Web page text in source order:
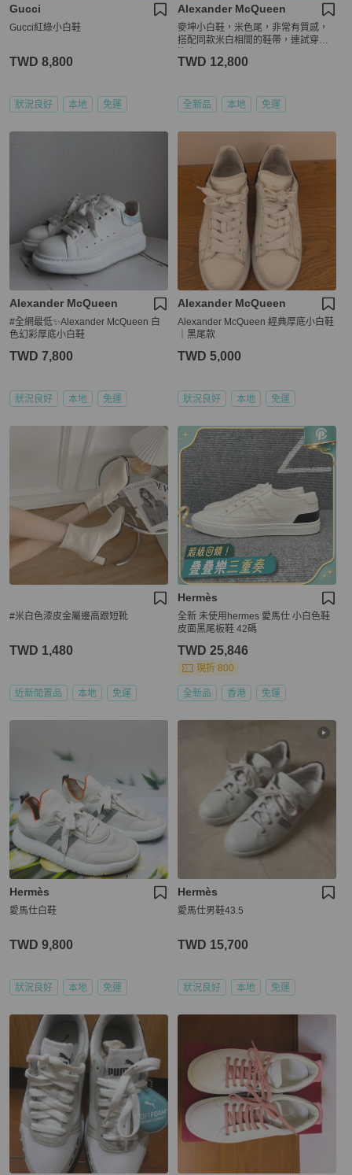
Gucci
Gucci紅綠小白鞋
TWD 8,800
狀況良好 本地 免運
Alexander McQueen
麥坤小白鞋，米色尾，非常有質感，
搭配同款米白相間的鞋帶，連試穿都
TWD 12,800
全新品 本地 免運
Alexander McQueen
#全網最低✨Alexander McQueen 白
色幻彩厚底小白鞋
TWD 7,800
狀況良好 本地 免運
Alexander McQueen
Alexander McQueen 經典厚底小白鞋
｜黑尾款
TWD 5,000
狀況良好 本地 免運
#米白色漆皮金屬邊高跟短靴
TWD 1,480
近新閒置品 本地 免運
Hermès
全新 未使用hermes 愛馬仕 小白色鞋
皮面黑尾板鞋 42碼
TWD 25,846
現折 800
全新品 香港 免運
Hermès
愛馬仕白鞋
TWD 9,800
狀況良好 本地 免運
Hermès
愛馬仕男鞋43.5
TWD 15,700
狀況良好 本地 免運